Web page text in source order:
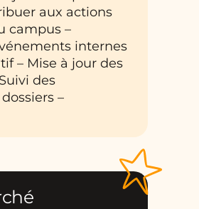
aux actions
campus –
internes
– Mise à jour des
des
–